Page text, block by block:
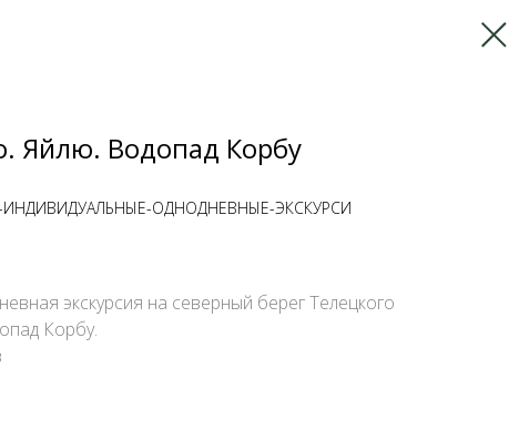
Яйлю. Водопад Корбу
ИНДИВИДУАЛЬНЫЕ-ОДНОДНЕВНЫЕ-ЭКСКУРСИ
экскурсия на северный берег Телецкого
Корбу.